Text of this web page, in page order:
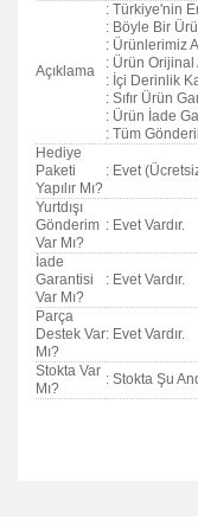
Açıklama
: Türkiye'nin
: Böyle Bir
: Ürünlerimiz
: Ürün Orijinal
: İçi Derinlik
: Sıfır Ürün
: Ürün İade
: Tüm
Hediye
Paketi
Yapılır Mı?
: Evet
Yurtdışı
Gönderim
Var Mı?
: Evet Vardır.
İade
Garantisi
Var Mı?
: Evet Vardır.
Parça
Destek Var
Mı?
: Evet Vardır.
Stokta Var
Mı?
: Stokta Şu